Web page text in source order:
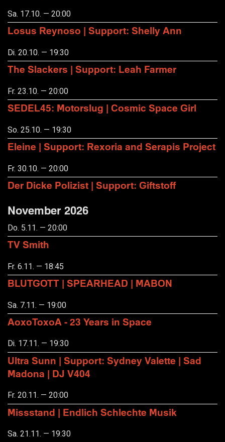
Sa. 17.10. — 20:00
Losus Reynoso | Support: Shelly Ann
Di. 20.10. — 19:30
The Slackers | Support: Leah Farmer
Fr. 23.10. — 20:00
SEDEL45: Motorslug | Cosmic Space Girl
So. 25.10. — 19:30
Eleine | Support: Rexoria and Serapis Project
Fr. 30.10. — 20:00
Der Dicke Polizist | Support: Giftstoff
November 2026
Do. 5.11. — 20:00
TV Smith
Fr. 6.11. — 18:45
BLUTGOTT | SPEARHEAD | MABON
Sa. 7.11. — 19:00
AoxoToxoA - 23 Years in Space
Di. 17.11. — 19:30
Ultra Sunn | Support: Sydney Valette | Sad
Madona | DJ V404
Fr. 20.11. — 20:00
Missstand | Endlich Schlechte Musik
Sa. 21.11. — 19:30